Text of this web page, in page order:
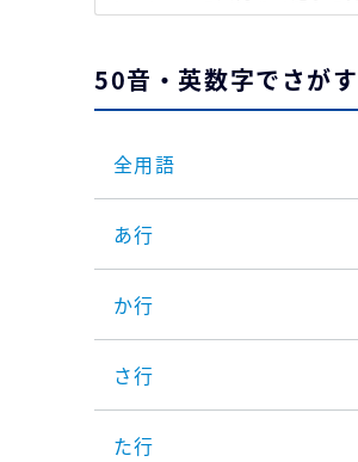
50音・英数字でさがす
全用語
あ行
か行
さ行
た行